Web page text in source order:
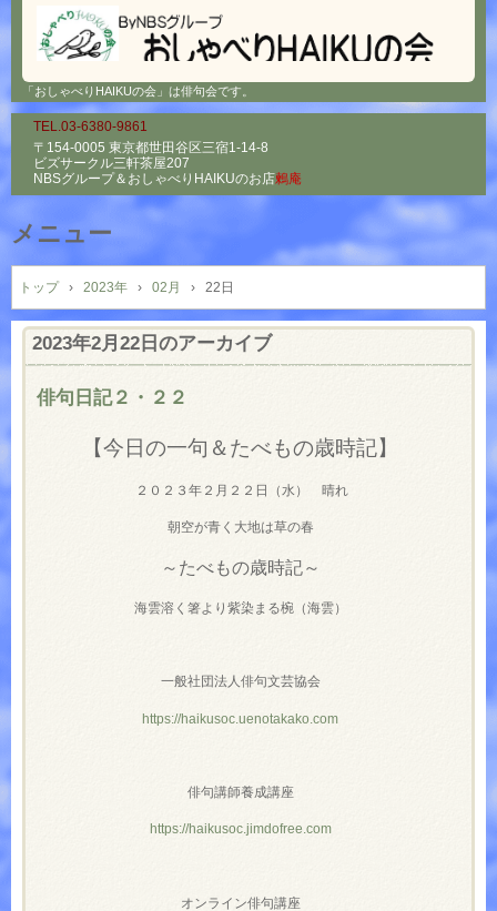
「おしゃべりHAIKUの会」は俳句会です。
TEL.03-6380-9861
〒154-0005 東京都世田谷区三宿1-14-8
ビズサークル三軒茶屋207
NBSグループ＆ おしゃべりHAIKUのお店鶫庵
メニュー
コ
ン
テ
ン
トップ › 2023年 › 02月 › 22日
2023年2月22日 のアーカイブ
俳句日記２・２２
【今日の一句＆たべもの歳時記】
２０２３年２月２２日（水） 晴れ
朝空が青く大地は草の春
～たべもの歳時記～
海雲溶く箸より紫染まる椀（海雲）
一般社団法人俳句文芸協会
https://haikusoc.uenotakako.com
俳句講師養成講座
https://haikusoc.jimdofree.com
オンライン俳句講座